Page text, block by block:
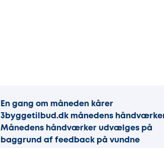
En gang om måneden kårer
3byggetilbud.dk månedens
Månedens håndværker udvælges på
baggrund af feedback på vundne